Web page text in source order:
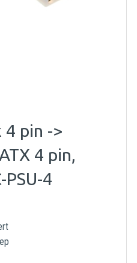
pin ->
4 pin,
4